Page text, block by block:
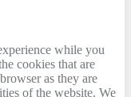
while you
cookies that are
as they are
of the website. We